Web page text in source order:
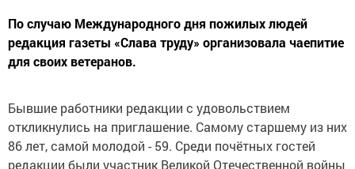
По случаю Международного дня пожилых людей
редакция газеты «Слава труду» организовала чаепитие
для своих ветеранов.
Бывшие работники редакции с удовольствием
откликнулись на приглашение. Самому старшему из них
86 лет, самой молодой - 59. Среди почётных гостей
редакции были участник Великой Отечественной войны